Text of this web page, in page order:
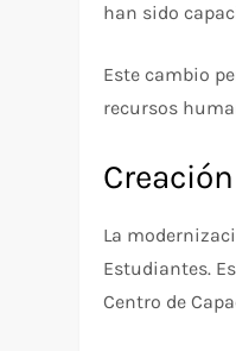
han sido
Este cambio
recursos
La
Estudiantes.
Centro de